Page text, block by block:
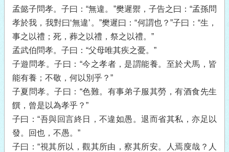
孟懿子問孝。子曰：“無違。”樊遲禦，子告之曰：“孟孫問
孝於我，我對曰‘無違’。”樊遲曰：“何謂也？”子曰：“生，
事之以禮；死，葬之以禮，祭之以禮。”
孟武伯問孝。子曰：“父母唯其疾之憂。”
子遊問孝。子曰：“今之孝者，是謂能養。至於犬馬，皆
能有養；不敬，何以別乎？”
子夏問孝。子曰：“色難。有事弟子服其勞，有酒食先生
饌，曾是以為孝乎？”
子曰：“吾與回言終日，不違如愚。退而省其私，亦足以
發。回也，不愚。”
子曰：“視其所以，觀其所由，察其所安。人焉廋哉？人